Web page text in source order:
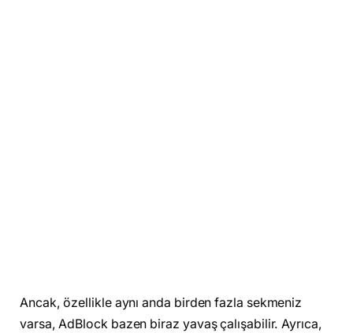
Ancak, özellikle aynı anda birden fazla sekmeniz
varsa, AdBlock bazen biraz yavaş çalışabilir. Ayrıca,